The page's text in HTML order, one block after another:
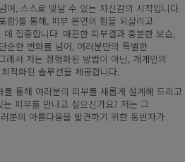
어, 스스로 빛날 수 있는 자신감의 시작입니다.
함)를 통해, 피부 본연의 힘을 되살리고
집중합니다. 매끈한 피부결과 충분한 보습,
순한 변화를 넘어, 여러분만의 특별한
래서 저는 정형화된 방법이 아닌, 개개인의
적화된 솔루션을 제공합니다.
통해 여러분의 피부를 새롭게 설계해 드리고
피부를 만나고 싶으신가요? 저는 그
분의 아름다움을 발견하기 위한 동반자가